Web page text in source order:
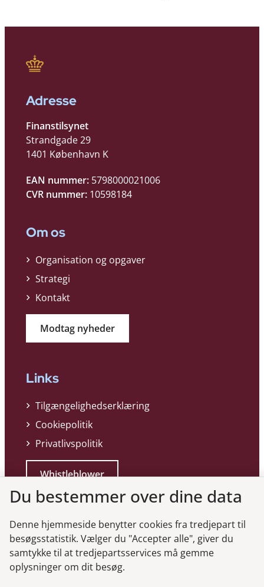
Adresse
Finanstilsynet
Strandgade 29
1401 København K
EAN nummer: 5798000021006
CVR nummer: 10598184
Om os
Organisation og opgaver
Strategi
Kontakt
Modtag nyheder
Links
Tilgængelighedserklæring
Cookiepolitik
Privatlivspolitik
Whistleblower
Genveje
Du bestemmer over dine data
Denne hjemmeside benytter cookies fra tredjepart til
besøgsstatistik. Vælger du "Accepter alle", giver du
samtykke til at tredjepartsservices må gemme
oplysninger om dit besøg.